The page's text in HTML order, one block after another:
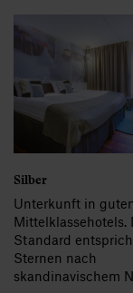
Silber
Unterkunft in guten
Mittelklassehotels.
Standard
Sternen nach
skandinavischem